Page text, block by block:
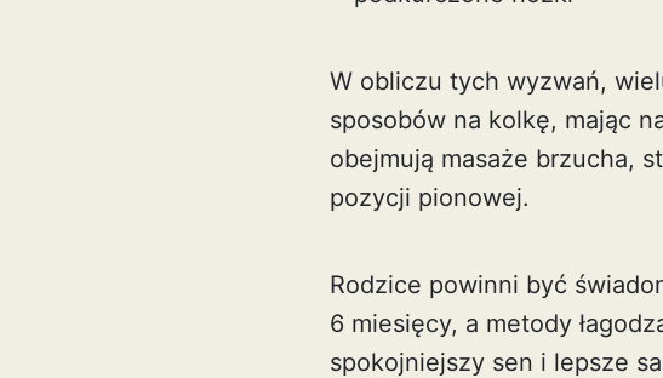
W obliczu tych wyzwań,
sposobów na kolkę, mając
obejmują masaże brzucha,
pozycji pionowej.
Rodzice powinni być
6 miesięcy, a metody
spokojniejszy sen i lepsze